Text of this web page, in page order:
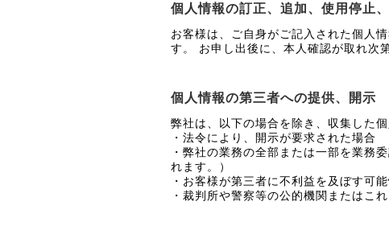
個人情報の訂正、追加、使用停止
お客様は、ご自身がご記入された個人
す。 お申し出後に、本人確認が取れ次
個人情報の第三者への提供、開示
弊社は、以下の場合を除き、収集した
・法令により、開示が要求された場合
・弊社の業務の全部または一部を業務
れます。）
・お客様が第三者に不利益を及ぼす可
・裁判所や警察等の公的機関またはこ